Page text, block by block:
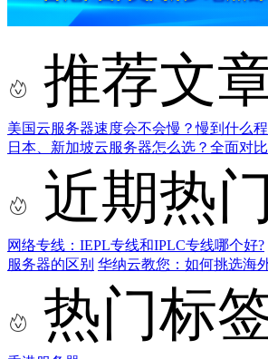
推荐文
美国云服务器速度会不会慢？慢到什么程
日本、新加坡云服务器怎么选？全面对
近期热
网络专线：IEPL专线和IPLC专线哪个好?
服务器的区别 华纳云教您：如何挑选海
热门标